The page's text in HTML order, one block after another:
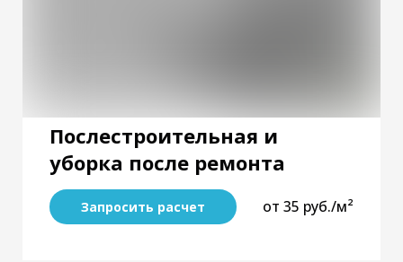
Послестроительная и
уборка после ремонта
Запросить расчет от 35 руб./м²